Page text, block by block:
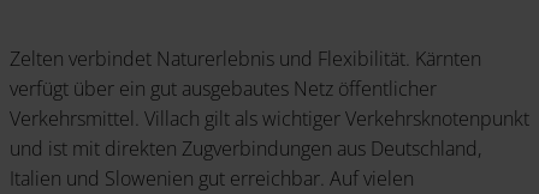
Zelten verbindet Naturerlebnis und Flexibilität. Kärnten
verfügt über ein gut ausgebautes Netz öffentlicher
Verkehrsmittel. Villach gilt als wichtiger Verkehrsknotenpunkt
und ist mit direkten Zugverbindungen aus Deutschland,
Italien und Slowenien gut erreichbar. Auf vielen